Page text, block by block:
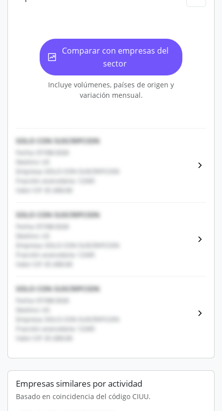
Comparar con empresas del
sector
Incluye volúmenes, países de origen y
variación mensual.
SOLO CON SUSCRIPCION
Fecha: 07/08/2026
Destino: US
Empresa: SOLO CON SUSCRIPCION
Fracción arancelaria: 12345
Valor CIF: $1,000.00
SOLO CON SUSCRIPCION
Fecha: 07/08/2026
Destino: US
Empresa: SOLO CON SUSCRIPCION
Fracción arancelaria: 12345
Valor CIF: $1,000.00
SOLO CON SUSCRIPCION
Fecha: 07/08/2026
Destino: US
Empresa: SOLO CON SUSCRIPCION
Fracción arancelaria: 12345
Valor CIF: $1,000.00
Empresas similares por actividad
Basado en coincidencia del código CIUU.